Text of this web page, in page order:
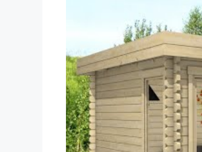
Dieses Video auf YouTube